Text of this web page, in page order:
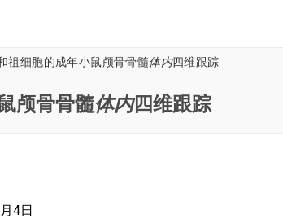
祖细胞的成年小鼠颅骨骨髓体内四维跟踪
颅骨骨髓体内四维跟踪
4日